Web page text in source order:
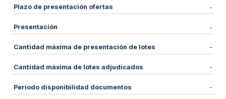
Plazo de presentación ofertas -
Presentación -
Cantidad máxima de presentación de lotes -
Cantidad máxima de lotes adjudicados -
Período disponibilidad documentos -